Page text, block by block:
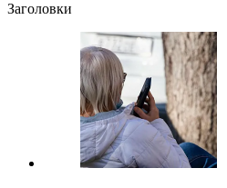
Заголовки